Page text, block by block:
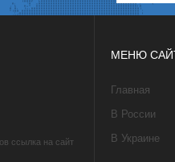
ссылка на сайт
МЕНЮ
Главная
В России
В Украине